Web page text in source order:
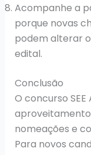
Acompanhe a
porque novas
podem alterar
edital.
Conclusão
O concurso
nomeações e
Para novos